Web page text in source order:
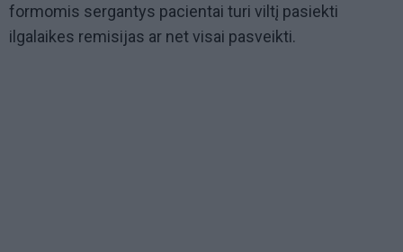
formomis sergantys pacientai turi viltį pasiekti
ilgalaikes remisijas ar net visai pasveikti.